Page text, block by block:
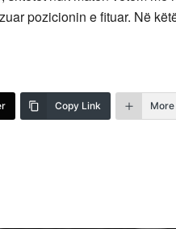
pozicionin e fituar. Në
Copy Link More